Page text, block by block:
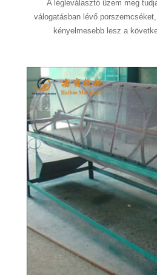
A légleválasztó üzem meg
válogatásban lévő
kényelmesebb lesz a